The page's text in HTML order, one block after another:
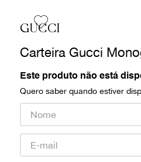
GUCCI
Carteira Gucci
Este produto não está
Quero saber quando estiver
chanel
paula raia
valentino
burberry
prada